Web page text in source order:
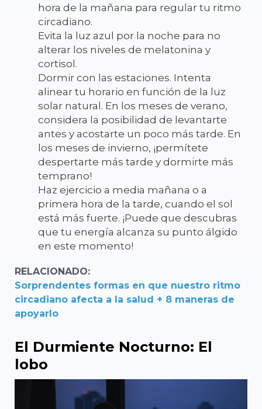
hora de la mañana para regular tu ritmo
circadiano.
Evita la luz azul por la noche para no
alterar los niveles de melatonina y
cortisol.
Dormir con las estaciones. Intenta
alinear tu horario en función de la luz
solar natural. En los meses de verano,
considera la posibilidad de levantarte
antes y acostarte un poco más tarde. En
los meses de invierno, ¡permítete
despertarte más tarde y dormirte más
temprano!
Haz ejercicio a media mañana o a
primera hora de la tarde, cuando el sol
está más fuerte. ¡Puede que descubras
que tu energía alcanza su punto álgido
en este momento!
RELACIONADO:
Sorprendentes formas en que nuestro ritmo
circadiano afecta a la salud + 8 maneras de
apoyarlo
El Durmiente Nocturno: El
lobo